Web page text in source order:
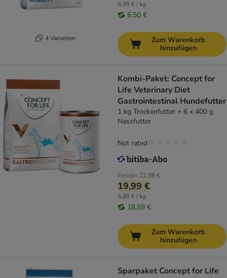
4 Varianten
6,99 € / kg
6,50 €
Zum Warenkorb
hinzufügen
Kombi-Paket: Concept for
Life Veterinary Diet
Gastrointestinal Hundefutter
1 kg Trockenfutter + 6 x 400 g
Nassfutter
Einzeln 22,98 €
19,99 €
5,88 € / kg
18,59 €
Not rated
Zum Warenkorb
hinzufügen
Sparpaket Concept for Life